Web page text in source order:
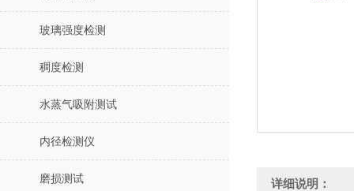
玻璃强度检测
稠度检测
水蒸气吸附测试
内径检测仪
磨损测试 详细说明：